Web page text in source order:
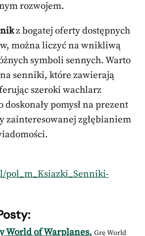
rozwojem.
z bogatej oferty dostępnych
można liczyć na wnikliwą
symboli sennych. Warto
senniki, które zawierają
szeroki wachlarz
pomysł na prezent
zainteresowanej zgłębianiem
pol_m_Ksiazki_Senniki-
World of Warplanes. Grę World